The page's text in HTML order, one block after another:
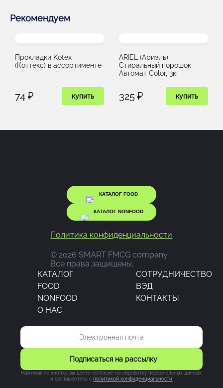
Рекомендуем
Прокладки Kotex
(Коттекс) в ассортименте
74 ₽ купить
ARIEL (Ариэль)
Стиральный порошок
Автомат Color, 3кг
325 ₽ купить
КАТАЛОГ FOOD
КАТАЛОГ NONFOOD
Политика конфиденциальности
© 2026 SMART FMCG company.
Все права защищены.
КАТАЛОГ
CОТРУДНИЧЕСТВО
FOOD
ВЭД
NONFOOD
КОНТАКТЫ
О НАС
Подписаться на рассылку
Нажимая на кнопку, вы даете согласие на обработку персональных данных
и соглашаетесь cполитикой конфиденциальности